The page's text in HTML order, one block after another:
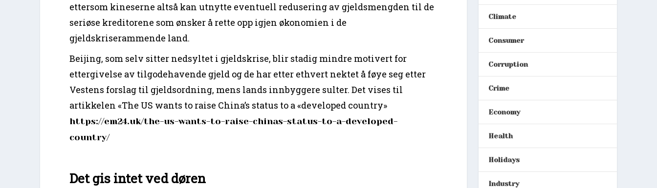
ettersom kineserne altså kan utnytte eventuell redusering av gjeldsmengden til de
seriøse kreditorene som ønsker å rette opp igjen økonomien i de
gjeldskriserammende land.
Beijing, som selv sitter nedsyltet i gjeldskrise, blir stadig mindre motivert for
ettergivelse av tilgodehavende gjeld og de har etter ethvert nektet å føye seg etter
Vestens forslag til gjeldsordning, mens lands innbyggere sulter. Det vises til
artikkelen «The US wants to raise China’s status to a «developed country»
https://em24.uk/the-us-wants-to-raise-chinas-status-to-a-developed-
country/
Det gis intet ved døren
Climate
Consumer
Corruption
Crime
Economy
Health
Holidays
Industry